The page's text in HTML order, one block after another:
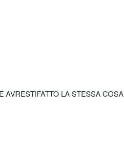
AVRESTIFATTO LA STESSA COSA